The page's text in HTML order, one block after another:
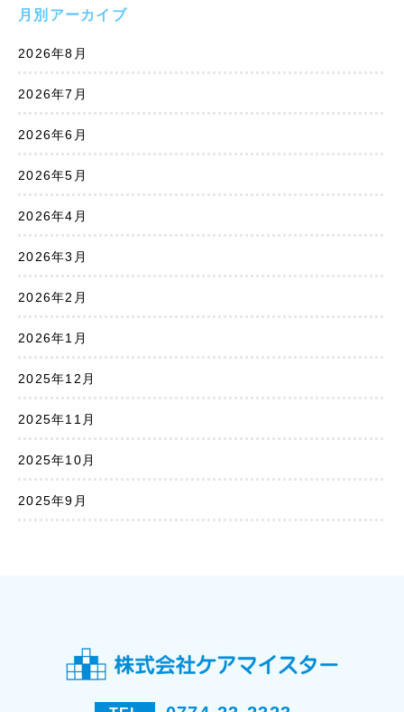
月別アーカイブ
2026年8月
2026年7月
2026年6月
2026年5月
2026年4月
2026年3月
2026年2月
2026年1月
2025年12月
2025年11月
2025年10月
2025年9月